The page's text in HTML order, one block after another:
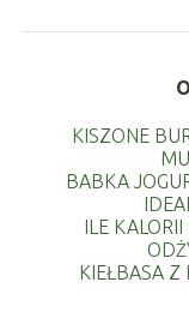
KISZONE
BABKA
ILE
KIEŁBASA Z